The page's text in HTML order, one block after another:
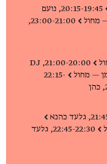
20:15-19:45, נועם
>
23:00-21:00,
>
21:00-20:00, DJ
>
22:15-
>
>
22:45-22:30, גלעד